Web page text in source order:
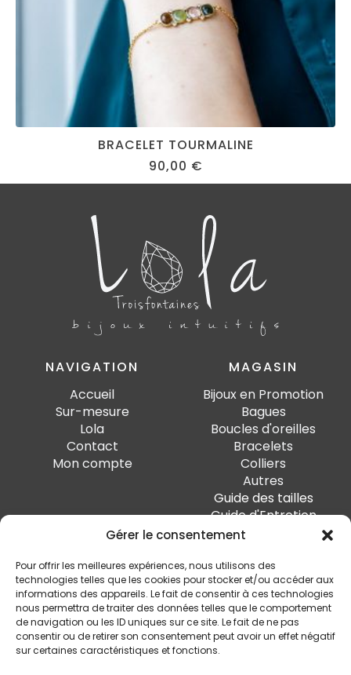
Gérer le consentement
Pour offrir les meilleures expériences, nous utilisons des
technologies telles que les cookies pour stocker et/ou accéder aux
informations des appareils. Le fait de consentir à ces technologies
nous permettra de traiter des données telles que le comportement
de navigation ou les ID uniques sur ce site. Le fait de ne pas
consentir ou de retirer son consentement peut avoir un effet négatif
sur certaines caractéristiques et fonctions.
BRACELET TOURMALINE
90,00 €
NAVIGATION
Accueil
Sur-mesure
Lola
Contact
Mon compte
MAGASIN
Bijoux en Promotion
Bagues
Boucles d'oreilles
Bracelets
Colliers
Autres
Guide des tailles
Guide d'Entretien
SUIVEZ-MOI